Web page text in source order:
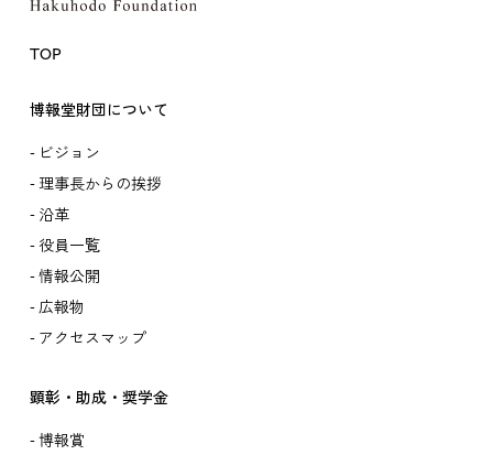
TOP
博報堂財団について
ビジョン
理事長からの挨拶
沿革
役員一覧
情報公開
広報物
アクセスマップ
顕彰・助成・奨学金
博報賞